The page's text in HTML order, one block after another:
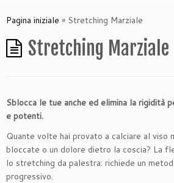
Pagina iniziale » Stretching Marziale
Stretching Marziale
Sblocca le tue anche ed elimina la rigidità
e potenti.
Quante volte hai provato a calciare al viso
bloccate o un dolore dietro la coscia? La
lo stretching da palestra: richiede un
progressivo.